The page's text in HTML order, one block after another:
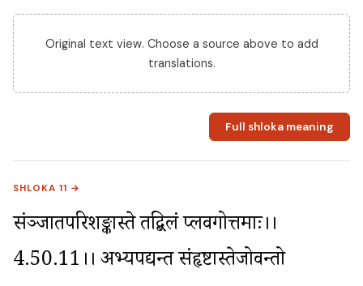
Original text view. Choose a source above to add
translations.
Full shloka meaning
SHLOKA 11 →
संञ्जातपरिशङ्कास्ते तद्बिलं प्लवगोत्तमाः।।
4.50.11।। अभ्यपद्यन्त संहृष्टास्तेजोवन्तो